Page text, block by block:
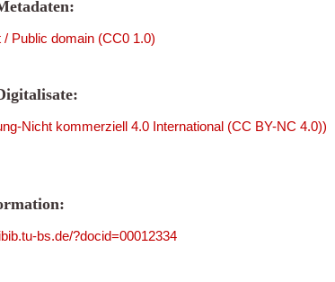
/ Public domain (CC0 1.0)
Nicht kommerziell 4.0 International (CC BY-NC 4.0))
bs.de/?docid=00012334